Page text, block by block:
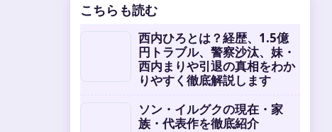
こちらも読む
西内ひろとは？経歴、1.5億
円トラブル、警察沙汰、妹・
西内まりや引退の真相をわか
りやすく徹底解説します
ソン・イルグクの現在・家
族・代表作を徹底紹介